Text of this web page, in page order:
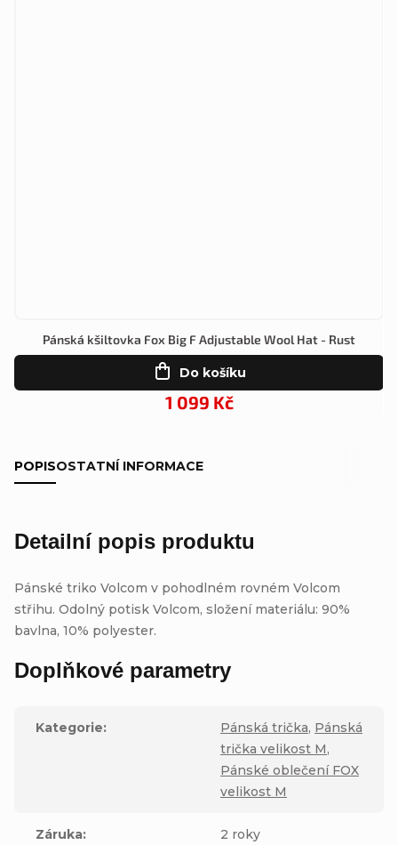
Pánská kšiltovka Fox Big F Adjustable Wool Hat - Rust
1 099 Kč
Do košíku
POPISOSTATNÍ INFORMACE
Detailní popis produktu
Pánské triko Volcom v pohodlném rovném Volcom
střihu. Odolný potisk Volcom, složení materiálu: 90%
bavlna, 10% polyester.
Doplňkové parametry
Kategorie: Pánská trička, Pánská
trička velikost M,
Pánské oblečení FOX
velikost M
Záruka: 2 roky